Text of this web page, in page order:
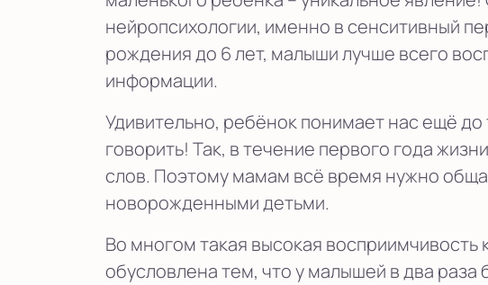
нейропсихологии, именно в сенситивный
рождения до 6 лет, малыши лучше всего
информации.
Удивительно, ребёнок понимает нас ещё до
говорить! Так, в течение первого года
слов. Поэтому мамам всё время нужно
новорожденными детьми.
Во многом такая высокая
обусловлена тем, что у малышей в два